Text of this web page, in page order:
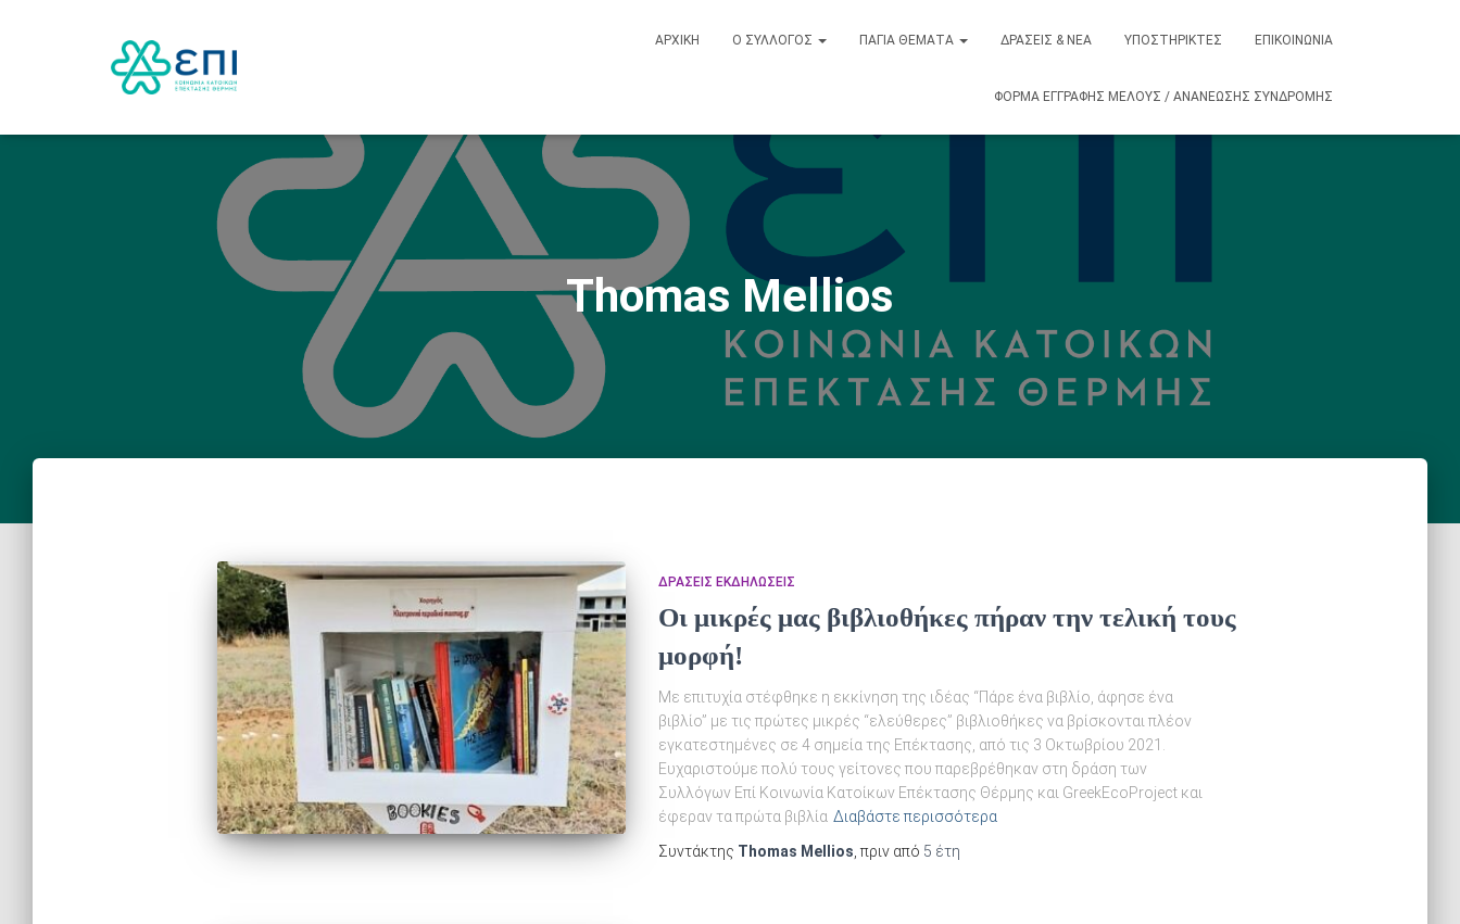
ΑΡΧΙΚΉ Ο ΣΎΛΛΟΓΟΣ ΠΆΓΙΑ ΘΈΜΑΤΑ ΔΡΆΣΕΙΣ & ΝΈΑ ΥΠΟΣΤΗΡΙΚΤΈΣ ΕΠΙΚΟΙΝΩΝΊΑ
ΦΌΡΜΑ ΕΓΓΡΑΦΉΣ ΜΈΛΟΥΣ / ΑΝΑΝΈΩΣΗΣ ΣΥΝΔΡΟΜΉΣ
Thomas Mellios
ΔΡΆΣΕΙΣ ΕΚΔΗΛΏΣΕΙΣ
Οι μικρές μας βιβλιοθήκες πήραν την τελική τους
μορφή!
Με επιτυχία στέφθηκε η εκκίνηση της ιδέας “Πάρε ένα βιβλίο, άφησε ένα
βιβλίο” με τις πρώτες μικρές “ελεύθερες” βιβλιοθήκες να βρίσκονται πλέον
εγκατεστημένες σε 4 σημεία της Επέκτασης, από τις 3 Οκτωβρίου 2021.
Ευχαριστούμε πολύ τους γείτονες που παρεβρέθηκαν στη δράση των
Συλλόγων Επί Κοινωνία Κατοίκων Επέκτασης Θέρμης και GreekEcoProject και
έφεραν τα πρώτα βιβλία Διαβάστε περισσότερα
Συντάκτης Thomas Mellios , πριν από 5 έτη